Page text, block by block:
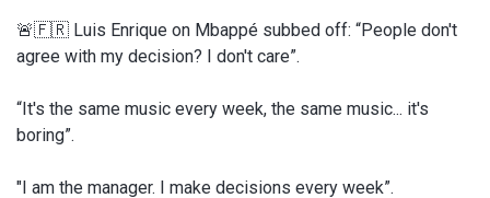
🚨🇫🇷 Luis Enrique on Mbappé subbed off: “People don't
agree with my decision? I don't care”.
“It's the same music every week, the same music... it's
boring”.
"I am the manager. I make decisions every week”.